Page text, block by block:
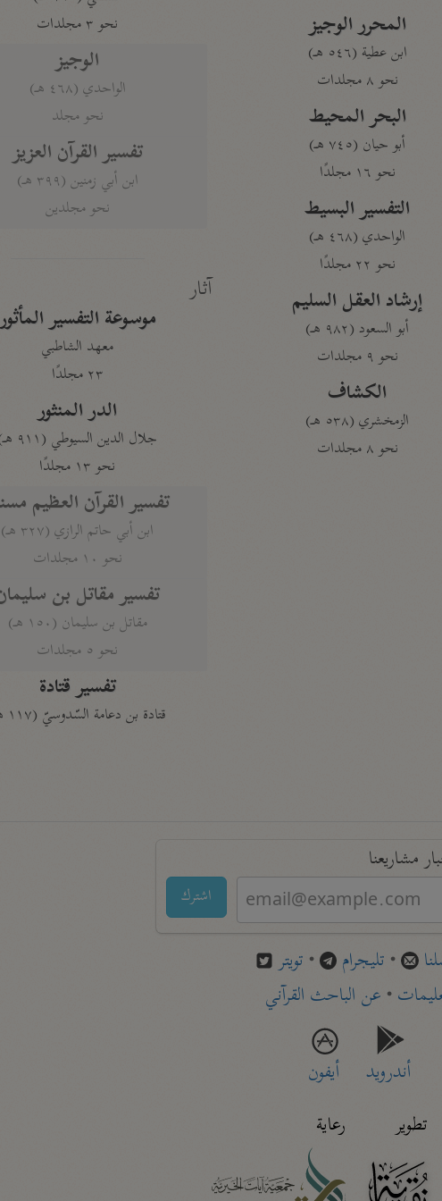
المحرر الوجيز
ابن عطية (٥٤٦ هـ)
نحو ٨ مجلدات
البحر المحيط
أبو حيان (٧٤٥ هـ)
نحو ١٦ مجلدًا
التفسير البسيط
الواحدي (٤٦٨ هـ)
نحو ٢٢ مجلدًا
إرشاد العقل السليم
أبو السعود (٩٨٢ هـ)
نحو ٩ مجلدات
الكشاف
الزمخشري (٥٣٨ هـ)
نحو ٨ مجلدات
نحو ٣ مجلدات
الوجيز
الواحدي (٤٦٨ هـ)
نحو مجلد
تفسير القرآن العزيز
ابن أبي زمنين (٣٩٩ هـ)
نحو مجلدين
آثار
موسوعة التفسير
معهد الشاطبي
٢٣ مجلدًا
الدر المنثور
جلال الدين السيوطي (٩١١ هـ)
نحو ١٣ مجلدًا
تفسير القرآن العظيم
ابن أبي حاتم الرازي (٣٢٧ هـ)
نحو ١٠ مجلدات
تفسير مقاتل بن
مقاتل بن سليمان (١٥٠ هـ)
نحو ٥ مجلدات
تفسير قتادة
قتادة بن دعامة السّدوسيّ (١١٧ هـ)
مشاريعنا
اشترك
• تليجرام • تويتر
• عن الباحث القرآني
أندرويد
أيفون
تطوير
رعاية